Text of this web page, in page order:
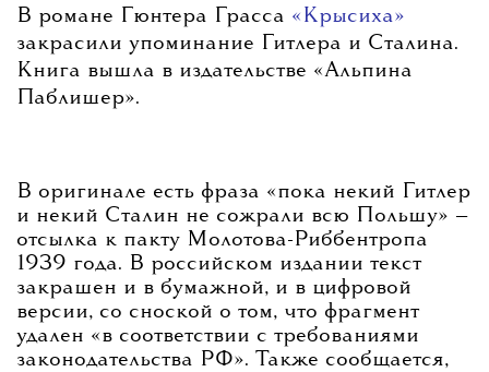
В романе Гюнтера Грасса «Крысиха»
закрасили упоминание Гитлера и Сталина.
Книга вышла в издательстве «Альпина
Паблишер».
В оригинале есть фраза «пока некий Гитлер
и некий Сталин не сожрали всю Польшу» —
отсылка к пакту Молотова-Риббентропа
1939 года. В российском издании текст
закрашен и в бумажной, и в цифровой
версии, со сноской о том, что фрагмент
удален «в соответствии с требованиями
законодательства РФ». Также сообщается,